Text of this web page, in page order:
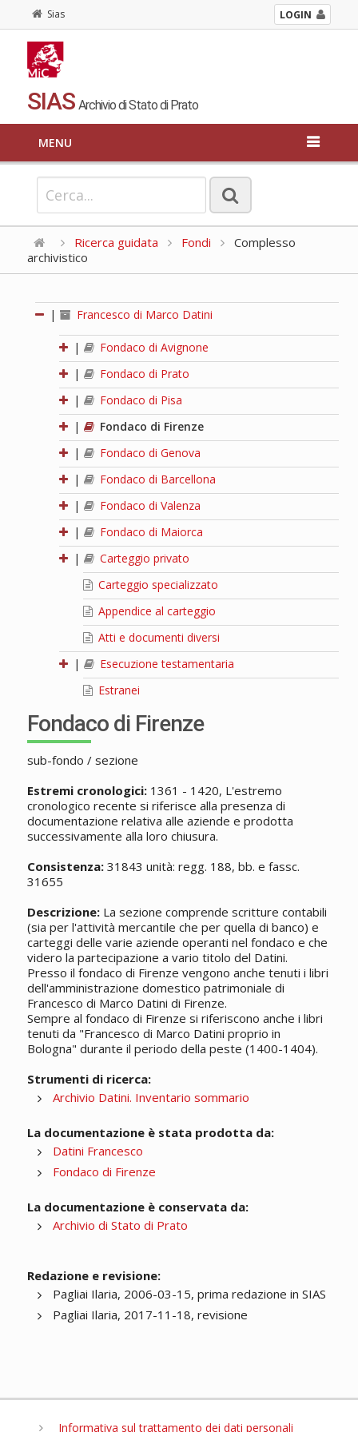
Sias LOGIN
SIAS Archivio di Stato di Prato
MENU
Ricerca guidata Fondi
Complesso
archivistico
| Francesco di Marco Datini
|
Fondaco di Avignone
|
Fondaco di Prato
|
Fondaco di Pisa
|
Fondaco di Firenze
|
Fondaco di Genova
|
Fondaco di Barcellona
|
Fondaco di Valenza
|
Fondaco di Maiorca
|
Carteggio privato
Carteggio specializzato
Appendice al carteggio
Atti e documenti diversi
|
Esecuzione testamentaria
Estranei
Fondaco di Firenze
sub-fondo / sezione
Estremi cronologici:1361 - 1420, L'estremo
cronologico recente si riferisce alla presenza di
documentazione relativa alle aziende e prodotta
successivamente alla loro chiusura.
Consistenza:31843 unità: regg. 188, bb. e fassc.
31655
Descrizione:La sezione comprende scritture contabili
(sia per l'attività mercantile che per quella di banco) e
carteggi delle varie aziende operanti nel fondaco e che
videro la partecipazione a vario titolo del Datini.
Presso il fondaco di Firenze vengono anche tenuti i libri
dell'amministrazione domestico patrimoniale di
Francesco di Marco Datini di Firenze.
Sempre al fondaco di Firenze si riferiscono anche i libri
tenuti da "Francesco di Marco Datini proprio in
Bologna" durante il periodo della peste (1400-1404).
Strumenti di ricerca:
Archivio Datini. Inventario sommario
La documentazione è stata prodotta da:
Datini Francesco
Fondaco di Firenze
La documentazione è conservata da:
Archivio di Stato di Prato
Redazione e revisione:
Pagliai Ilaria, 2006-03-15, prima redazione in SIAS
Pagliai Ilaria, 2017-11-18, revisione
Informativa sul trattamento dei dati personali